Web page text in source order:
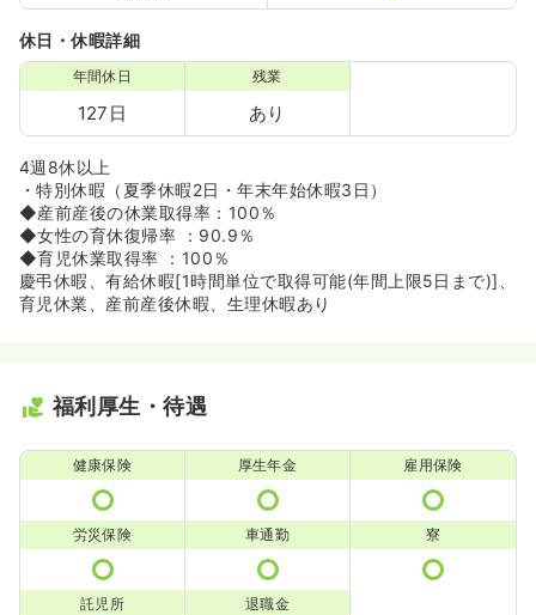
休日・休暇詳細
年間休日
127日
残業
あり
4週8休以上
・特別休暇（夏季休暇2日・年末年始休暇3日）
◆産前産後の休業取得率：100％
◆女性の育休復帰率 ：90.9％
◆育児休業取得率 ：100％
慶弔休暇、有給休暇[1時間単位で取得可能(年間上限5日まで)]、
育児休業、産前産後休暇、生理休暇あり
福利厚生・待遇
健康保険 厚生年金 雇用保険
労災保険 車通勤 寮
託児所 退職金